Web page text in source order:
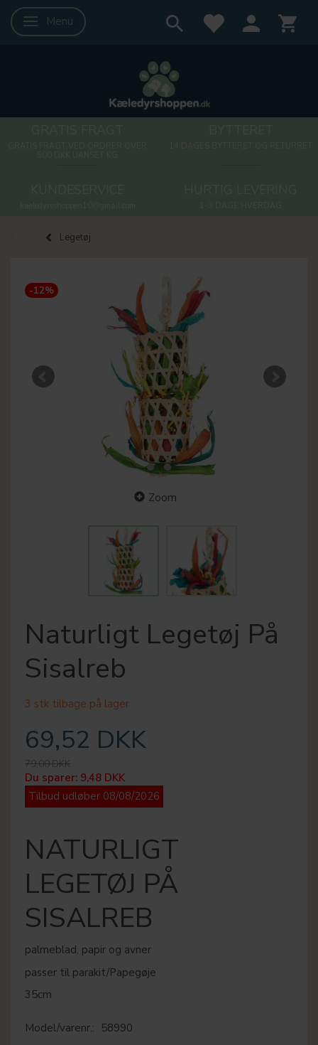
Skifte navigation
Menu
Legetøj
-12%
Zoom
Naturligt Legetøj På
Sisalreb
3 stk tilbage på lager
69,52 DKK
79,00 DKK
Du sparer: 9,48 DKK
Tilbud udløber 08/08/2026
NATURLIGT
LEGETØJ PÅ
SISALREB
palmeblad, papir og avner
passer til parakit/Papegøje
35cm
Model/varenr.: 58990